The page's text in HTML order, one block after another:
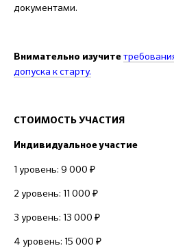
документами.
Внимательно изучите
допуска к старту.
СТОИМОСТЬ УЧАСТИЯ
Индивидуальное участие
1 уровень: 9 000 ₽
2 уровень: 11 000 ₽
3 уровень: 13 000 ₽
4 уровень: 15 000 ₽